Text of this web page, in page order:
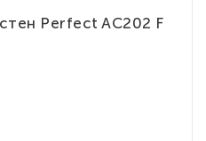
Perfect AC202 F